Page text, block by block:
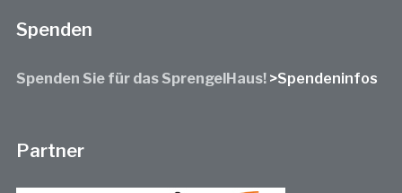
Spenden
Spenden Sie für das SprengelHaus! >Spendeninfos
Partner